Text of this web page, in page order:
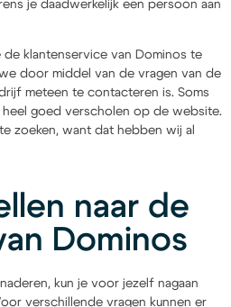
je daadwerkelijk een persoon aan
klantenservice van Dominos te
door middel van de vragen van de
meteen te contacteren is. Soms
goed verscholen op de website.
zoeken, want dat hebben wij al
naar de
Dominos
kun je voor jezelf nagaan
verschillende vragen kunnen er